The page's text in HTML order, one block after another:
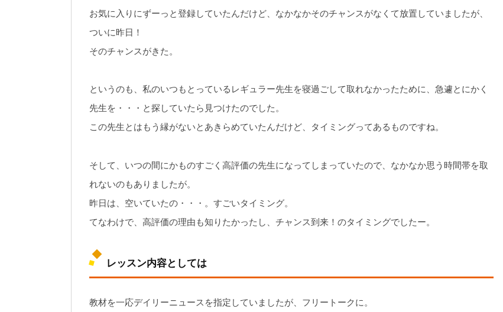
お気に入りにずーっと登録していたんだけど、なかなかそのチャンスがなくて放置していましたが、
ついに昨日！
そのチャンスがきた。
というのも、私のいつもとっているレギュラー先生を寝過ごして取れなかったために、急遽とにかく
先生を・・・と探していたら見つけたのでした。
この先生とはもう縁がないとあきらめていたんだけど、タイミングってあるものですね。
そして、いつの間にかものすごく高評価の先生になってしまっていたので、なかなか思う時間帯を取
れないのもありましたが。
昨日は、空いていたの・・・。すごいタイミング。
てなわけで、高評価の理由も知りたかったし、チャンス到来！のタイミングでしたー。
レッスン内容としては
教材を一応デイリーニュースを指定していましたが、フリートークに。